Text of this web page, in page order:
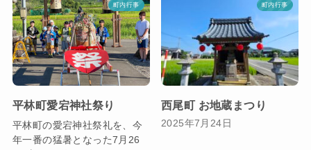
町内行事
平林町愛宕神社祭り
平林町の愛宕神社祭礼を、今
年一番の猛暑となった7月26
町内行事
西尾町 お地蔵まつり
2025年7月24日